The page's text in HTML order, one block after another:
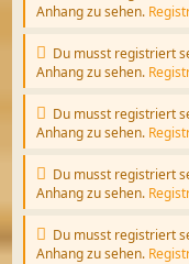
Anhang zu sehen.
Du musst registriert
Anhang zu sehen.
Du musst registriert
Anhang zu sehen.
Du musst registriert
Anhang zu sehen.
Du musst registriert
Anhang zu sehen.